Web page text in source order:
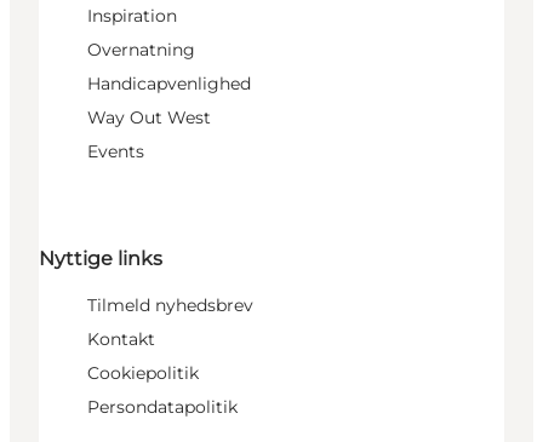
Inspiration
Overnatning
Handicapvenlighed
Way Out West
Events
Nyttige links
Tilmeld nyhedsbrev
Kontakt
Cookiepolitik
Persondatapolitik